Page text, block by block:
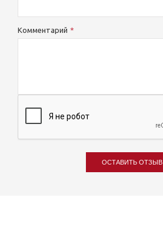
Комментарий
ОСТАВИТЬ ОТЗЫВ